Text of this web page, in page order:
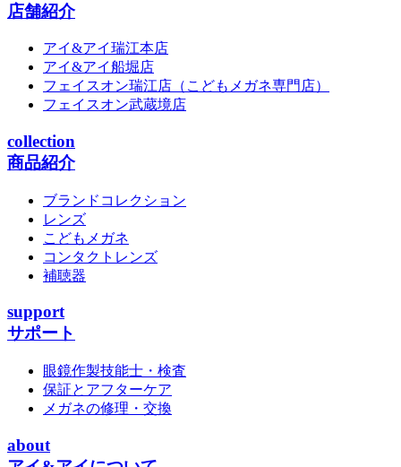
店舗紹介
アイ&アイ瑞江本店
アイ&アイ船堀店
フェイスオン瑞江店 （こどもメガネ専門店）
フェイスオン武蔵境店
collection
商品紹介
ブランドコレクション
レンズ
こどもメガネ
コンタクトレンズ
補聴器
support
サポート
眼鏡作製技能士・検査
保証とアフターケア
メガネの修理・交換
about